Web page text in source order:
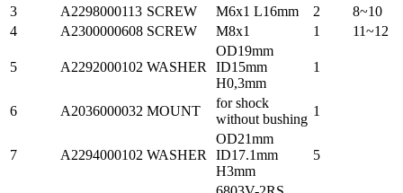
3 A2298000113 SCREW M6x1 L16mm 2
8~10
4
A2300000608 SCREW M8x1 1 11~12
5 A2292000102 WASHER
OD19mm
ID15mm
H0,3mm
1
6 A2036000032 MOUNT
for shock
without bushing
1
7 A2294000102 WASHER
OD21mm
ID17.1mm
H3mm
5